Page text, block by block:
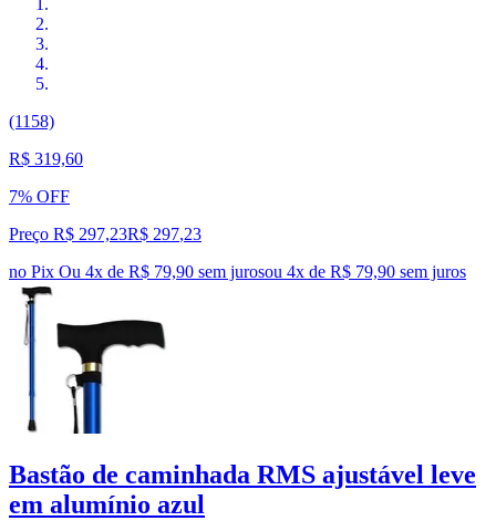
(1158)
R$ 319,60
7% OFF
Preço R$ 297,23R$ 297,23
no Pix Ou 4x de R$ 79,90 sem jurosou 4x de R$ 79,90 sem juros
Bastão de caminhada RMS ajustável leve
em alumínio azul